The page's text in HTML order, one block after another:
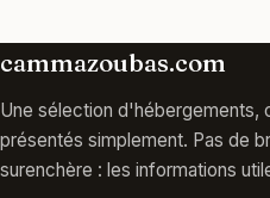
cammazoubas.com
Une sélection d'hébergements,
présentés simplement. Pas de
surenchère : les informations